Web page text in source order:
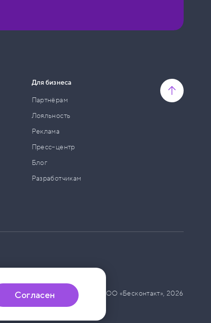
Для бизнеса
Партнёрам
Лояльность
Реклама
Пресс–центр
Блог
Разработчикам
© ООО «Бесконтакт», 2026
Согласен